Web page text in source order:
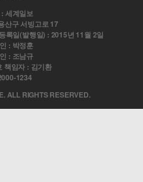
세계일보
산구 서빙고로 17
록일(발행일) : 2015년 11월 2일
: 박정훈
: 조남규
책임자 : 김기환
1234
ALL RIGHTS RESERVED.